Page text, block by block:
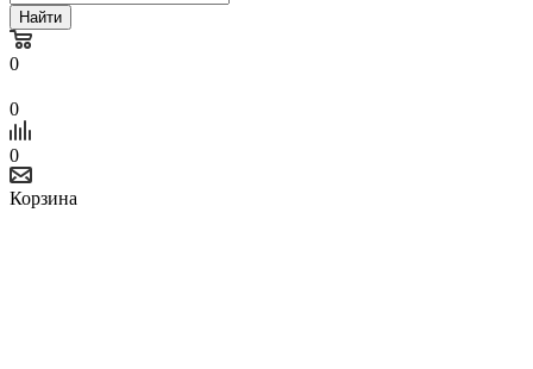
Найти
0
0
0
Корзина